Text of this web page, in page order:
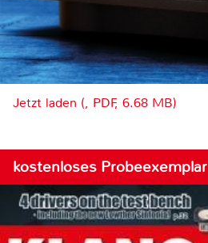
Jetzt laden (, PDF, 6.68 MB)
kostenloses Probeexemplar